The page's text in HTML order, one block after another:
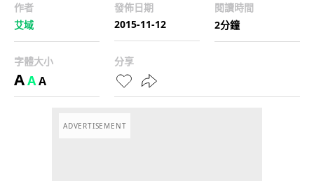
作者
艾域
發佈日期
2015-11-12
閱讀時間
2分鐘
字體大小
AAA
分享
ADVERTISEMENT